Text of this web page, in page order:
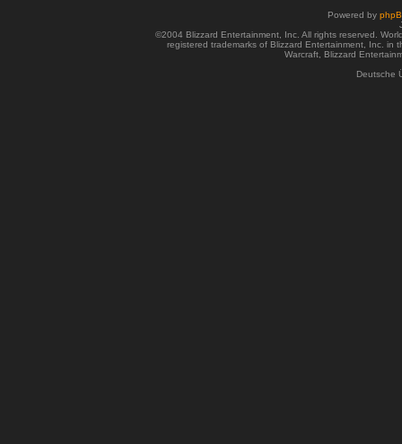
Powered by
©2004 Blizzard Entertainment, Inc. All rights reserved.
registered trademarks of Blizzard Entertainment, Inc. in
Warcraft, Blizzard
Deutsche